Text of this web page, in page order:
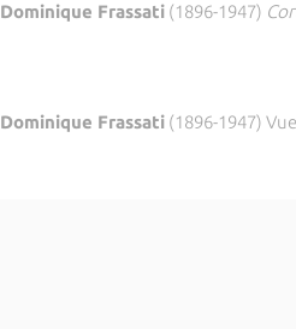
Dominique Frassati (1896-1947)
Dominique Frassati (1896-1947)